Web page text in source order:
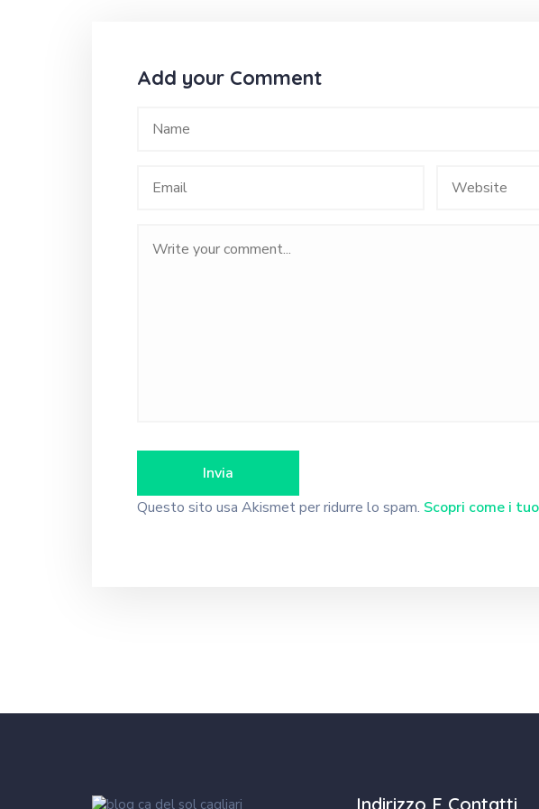
Add your Comment
Questo sito usa Akismet per ridurre lo spam. Scopri come i
Indirizzo E Contatti